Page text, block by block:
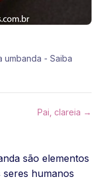
umbanda - Saiba
Pai, clareia →
são elementos
seres humanos